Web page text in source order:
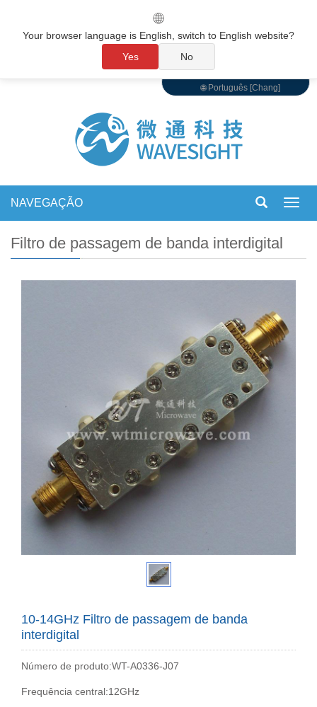
🌐 Português [Chang]
NAVEGAÇÃO
Filtro de passagem de banda interdigital
10-14GHz Filtro de passagem de banda
interdigital
Número de produto:WT-A0336-J07
Frequência central:12GHz
🌐
Your browser language is English, switch to English website?
Yes
No